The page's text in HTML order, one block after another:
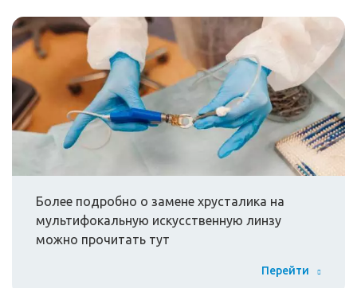
Более подробно о замене хрусталика на
мультифокальную искусственную линзу
можно прочитать тут
Перейти